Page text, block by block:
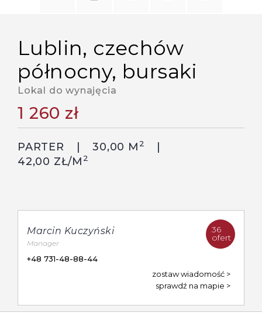
lublin, czechów
północny, bursaki
Lokal do wynajęcia
1 260 zł
PARTER 30,00 M 2
42,00 ZŁ/M 2
36
ofert
Marcin Kuczyński
Manager
+48 731-48-88-44
zostaw wiadomość
sprawdź na mapie